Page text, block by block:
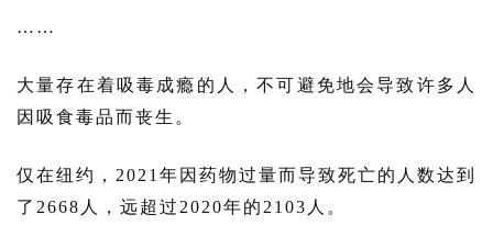
……
大量存在着吸毒成瘾的人，不可避免地会导致许多人
因吸食毒品而丧生。
仅在纽约，2021年因药物过量而导致死亡的人数达到
了2668人，远超过2020年的2103人。